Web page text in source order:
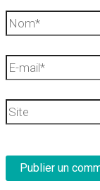
Nom*
E-
Site